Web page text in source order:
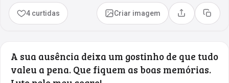
4 curtidas Criar imagem Compartilhar
Copiar
A sua ausência deixa um gostinho de que tudo
valeu a pena. Que fiquem as boas memórias.